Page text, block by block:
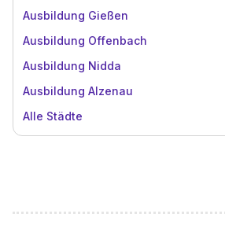
Ausbildung Gießen
Ausbildung Offenbach
Ausbildung Nidda
Ausbildung Alzenau
Alle Städte